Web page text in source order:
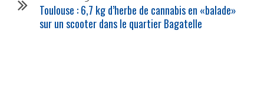
Toulouse : 6,7 kg d’herbe de cannabis en «balade»
sur un scooter dans le quartier Bagatelle